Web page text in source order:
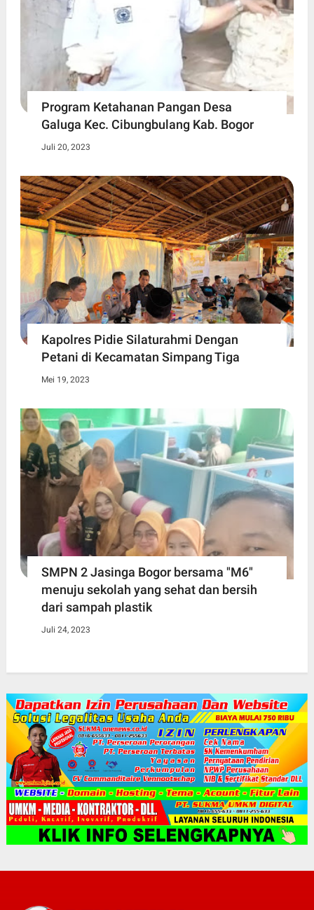
Program Ketahanan Pangan Desa
Galuga Kec. Cibungbulang Kab. Bogor
Juli 20, 2023
Kapolres Pidie Silaturahmi Dengan
Petani di Kecamatan Simpang Tiga
Mei 19, 2023
SMPN 2 Jasinga Bogor bersama "M6"
menuju sekolah yang sehat dan bersih
dari sampah plastik
Juli 24, 2023